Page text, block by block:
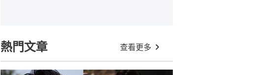
熱門文章 查看更多